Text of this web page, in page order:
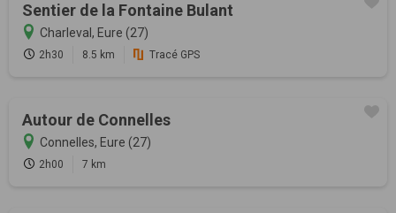
Sentier de la Fontaine Bulant
Charleval, Eure (27)
2h30 8.5 km Tracé GPS
Autour de Connelles
Connelles, Eure (27)
2h00 7 km